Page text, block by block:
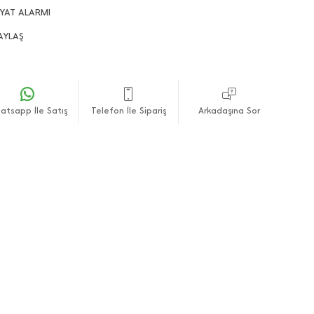
alışverişler dileriz.
ALARMI
İle Satış Telefon İle Sipariş Arkadaşına Sor